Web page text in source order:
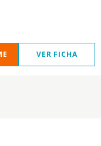
VER FICHA